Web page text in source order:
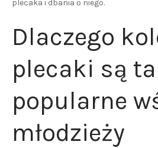
plecaka i dbania o niego.
Dlaczego
plecaki są
popularne
młodzieży